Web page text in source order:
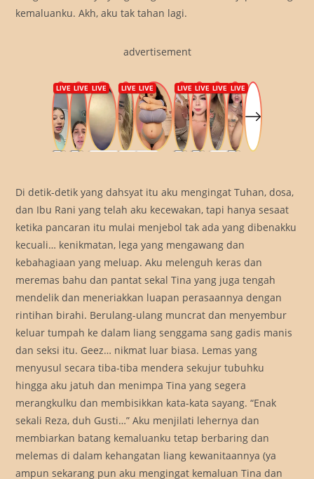
kemaluanku. Akh, aku tak tahan lagi.
advertisement
Di detik-detik yang dahsyat itu aku mengingat Tuhan, dosa,
dan Ibu Rani yang telah aku kecewakan, tapi hanya sesaat
ketika pancaran itu mulai menjebol tak ada yang dibenakku
kecuali… kenikmatan, lega yang mengawang dan
kebahagiaan yang meluap. Aku melenguh keras dan
meremas bahu dan pantat sekal Tina yang juga tengah
mendelik dan meneriakkan luapan perasaannya dengan
rintihan birahi. Berulang-ulang muncrat dan menyembur
keluar tumpah ke dalam liang senggama sang gadis manis
dan seksi itu. Geez… nikmat luar biasa. Lemas yang
menyusul secara tiba-tiba mendera sekujur tubuhku
hingga aku jatuh dan menimpa Tina yang segera
merangkulku dan membisikkan kata-kata sayang. “Enak
sekali Reza, duh Gusti…” Aku menjilati lehernya dan
membiarkan batang kemaluanku tetap berbaring dan
melemas di dalam kehangatan liang kewanitaannya (ya
ampun sekarang pun aku mengingat kemaluan Tina dan